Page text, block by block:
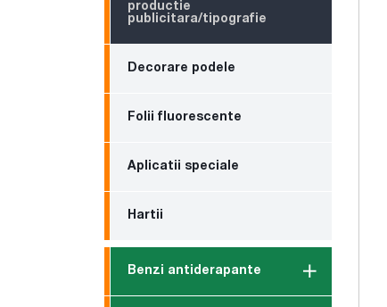
productie
publicitara/tipografie
Decorare podele
Folii fluorescente
Aplicatii speciale
Hartii
Benzi antiderapante